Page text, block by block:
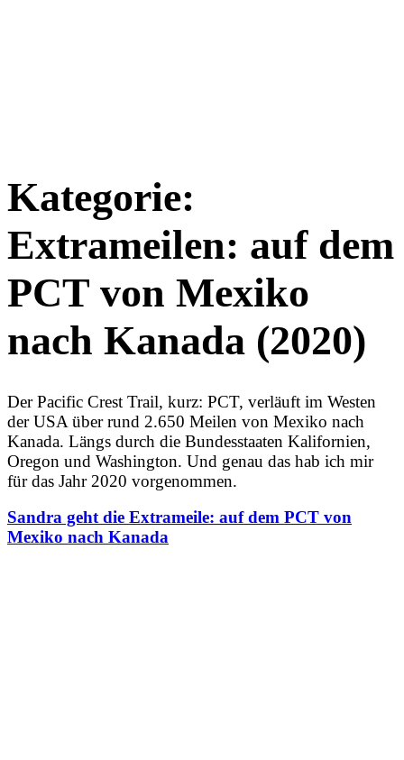
Kategorie:
Extrameilen: auf dem
PCT von Mexiko
nach Kanada (2020)
Der Pacific Crest Trail, kurz: PCT, verläuft im Westen
der USA über rund 2.650 Meilen von Mexiko nach
Kanada. Längs durch die Bundesstaaten Kalifornien,
Oregon und Washington. Und genau das hab ich mir
für das Jahr 2020 vorgenommen.
Sandra geht die Extrameile: auf dem PCT von
Mexiko nach Kanada